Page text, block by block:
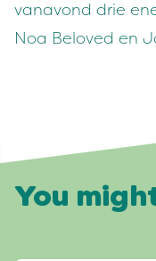
vanavond drie
Noa Beloved en
You